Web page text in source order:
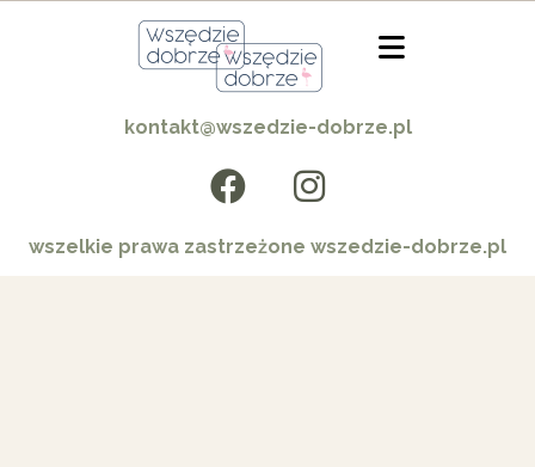
kontakt@wszedzie-dobrze.pl
wszelkie prawa zastrzeżone wszedzie-dobrze.pl